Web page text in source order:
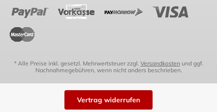
* Alle Preise inkl. gesetzl. Mehrwertsteuer zzgl. Versandkosten und ggf.
Nachnahmegebühren, wenn nicht anders beschrieben.
Vertrag widerrufen